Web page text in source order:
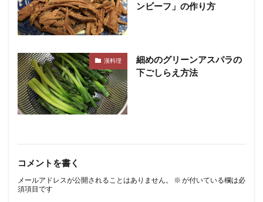
ンビーフ」の作り方
漢料理
細めのグリーンアスパラの
下ごしらえ方法
コメントを書く
メールアドレスが公開されることはありません。 ※ が付いている欄は必
須項目です